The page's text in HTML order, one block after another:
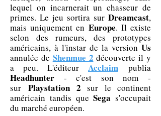
lequel on incarnerait un chasseur de
primes. Le jeu sortira sur Dreamcast,
mais uniquement en Europe. Il existe
selon des rumeurs, des prototypes
américains, à l'instar de la version Us
annulée de Shenmue 2 découverte il y
a peu. L'éditeur Acclaim publia
Headhunter - c'est son nom -
surPlaystation 2 sur le continent
américain tandis queSega s'occupait
du marché européen.